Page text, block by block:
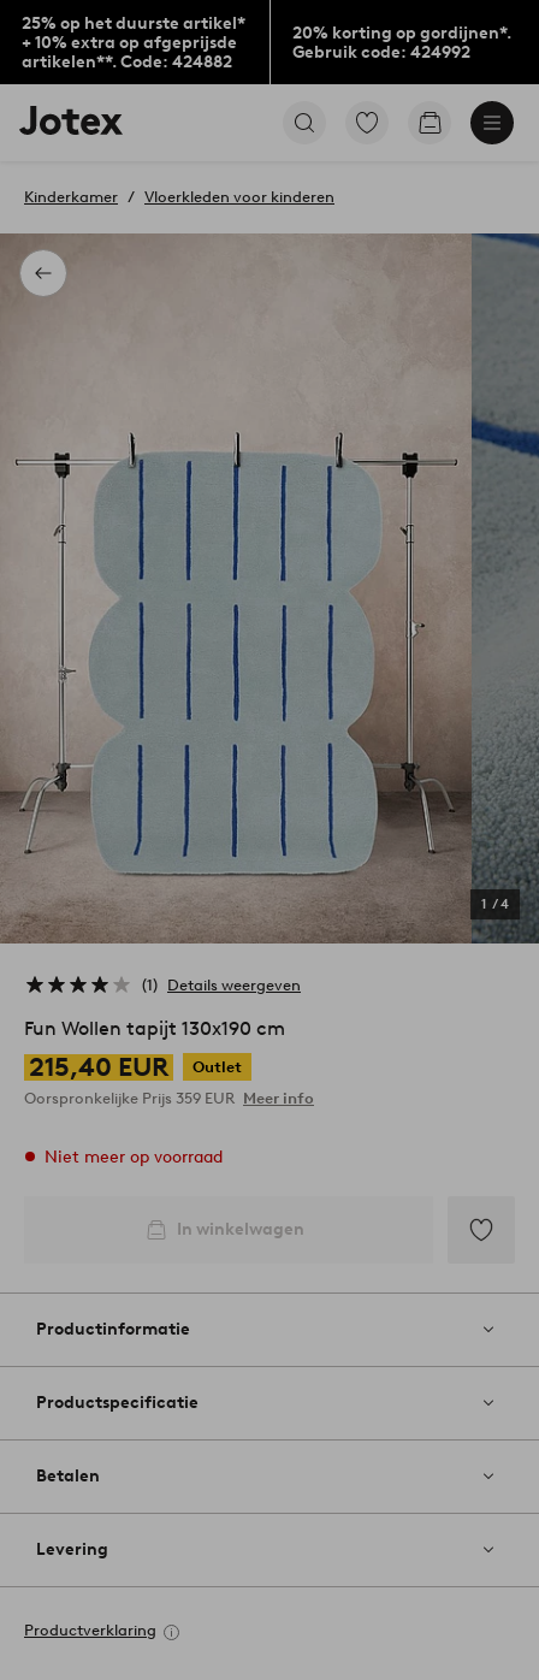
25% op het duurste artikel*
+ 10% extra op afgeprijsde
artikelen**. Code: 424882
20% korting op gordijnen*.
Gebruik code: 424992
Jotex
logo
to
home
page
Ga
Go
Terug
Kinderkamer Vloerkleden voor kinderen
1 /4
1 Details weergeven
Fun Wollen tapijt 130x190 cm
215,40 EUR
Outlet
Oorspronkelijke Prijs 359 EUR Meer info
Niet meer op voorraad
In winkelwagen
aan
Productinformatie
Productspecificatie
Betalen
Levering
Productverklaring